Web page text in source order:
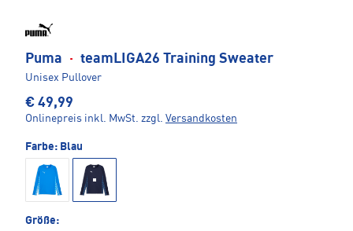
Puma · teamLIGA26 Training Sweater
Unisex Pullover
€ 49,99
Onlinepreis inkl. MwSt. zzgl. Versandkosten
Farbe: Blau
Größe: